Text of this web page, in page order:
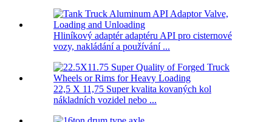
Hliníkový adaptér adaptéru API pro cisternové
vozy, nakládání a používání ...
22,5 X 11,75 Super kvalita kovaných kol
nákladních vozidel nebo ...